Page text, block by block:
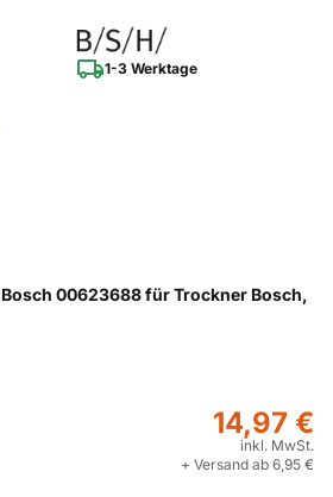
1-3 Werktage
00623688 für Trockner Bosch,
14,97 €
inkl. MwSt.
+ Versand ab 6,95 €